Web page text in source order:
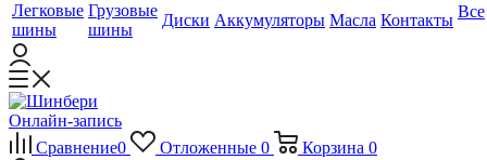
Легковые
шины
Грузовые
шины
Диски Аккумуляторы Масла Контакты Все
Онлайн-запись
Сравнение0 Отложенные 0 Корзина 0